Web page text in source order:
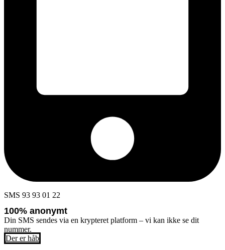
SMS 93 93 01 22
100% anonymt
Din SMS sendes via en krypteret platform – vi kan ikke se dit
nummer.
Der er håb